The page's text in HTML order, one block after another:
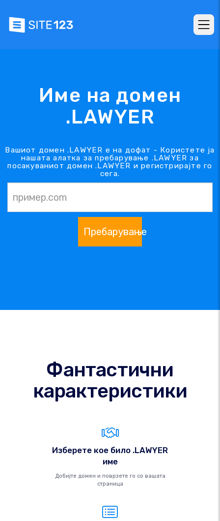
Име на домен
.LAWYER
Вашиот домен .LAWYER е на дофат - Користете ја
нашата алатка за пребарување .LAWYER за
посакуваниот домен .LAWYER и регистрирајте го
сега.
Пребарување
Фантастични
карактеристики
Изберете кое било .LAWYER
име
Добијте домен и поврзете го со вашата
страница